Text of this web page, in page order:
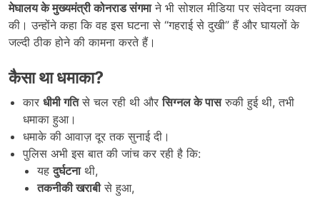
मेघालय के मुख्यमंत्री कोनराड संगमाने भी सोशल मीडिया पर संवेदना व्यक्त
की। उन्होंने कहा कि वह इस घटना से “गहराई से दुखी” हैं और घायलों के
जल्दी ठीक होने की कामना करते हैं।
कैसा था धमाका?
कार धीमी गतिसे चल रही थी औरसिग्नल के पासरुकी हुई थी, तभी
धमाका हुआ।
धमाके की आवाज़ दूर तक सुनाई दी।
पुलिस अभी इस बात की जांच कर रही है कि:
यहदुर्घटनाथी,
तकनीकी खराबीसे हुआ,